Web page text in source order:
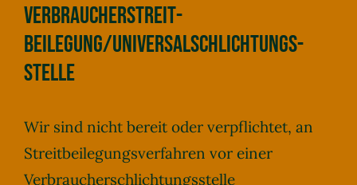
Verbraucher­streit­
beilegung/Universal­schlichtungs­
stelle
Wir sind nicht bereit oder verpflichtet, an
Streitbeilegungsverfahren vor einer
Verbraucherschlichtungsstelle